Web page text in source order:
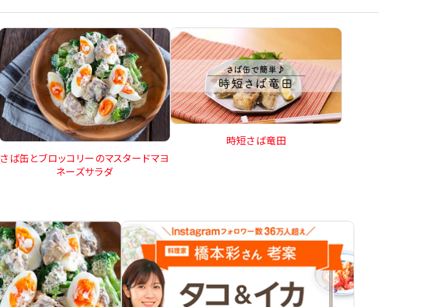
さば缶とブロッコリーのマスタードマヨ
ネーズサラダ
時短さば竜田